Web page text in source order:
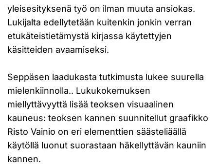
yleisesityksenä työ on ilman muuta ansiokas.
Lukijalta edellytetään kuitenkin jonkin verran
etukäteistietämystä kirjassa käytettyjen
käsitteiden avaamiseksi.
Seppäsen laadukasta tutkimusta lukee suurella
mielenkiinnolla.. Lukukokemuksen
miellyttävyyttä lisää teoksen visuaalinen
kauneus: teoksen kannen suunnitellut graafikko
Risto Vainio on eri elementtien säästeliäällä
käytöllä luonut suorastaan häkellyttävän kauniin
kannen.